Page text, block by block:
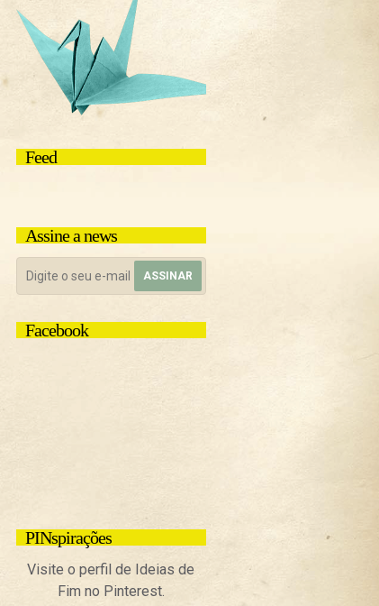
Feed
Assine a news
Facebook
PINspirações
Visite o perfil de Ideias de
Fim no Pinterest.